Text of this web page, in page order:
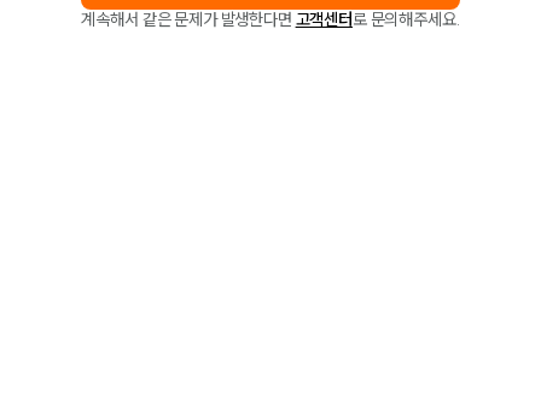
계속해서 같은 문제가 발생한다면 고객센터로 문의해주세요.